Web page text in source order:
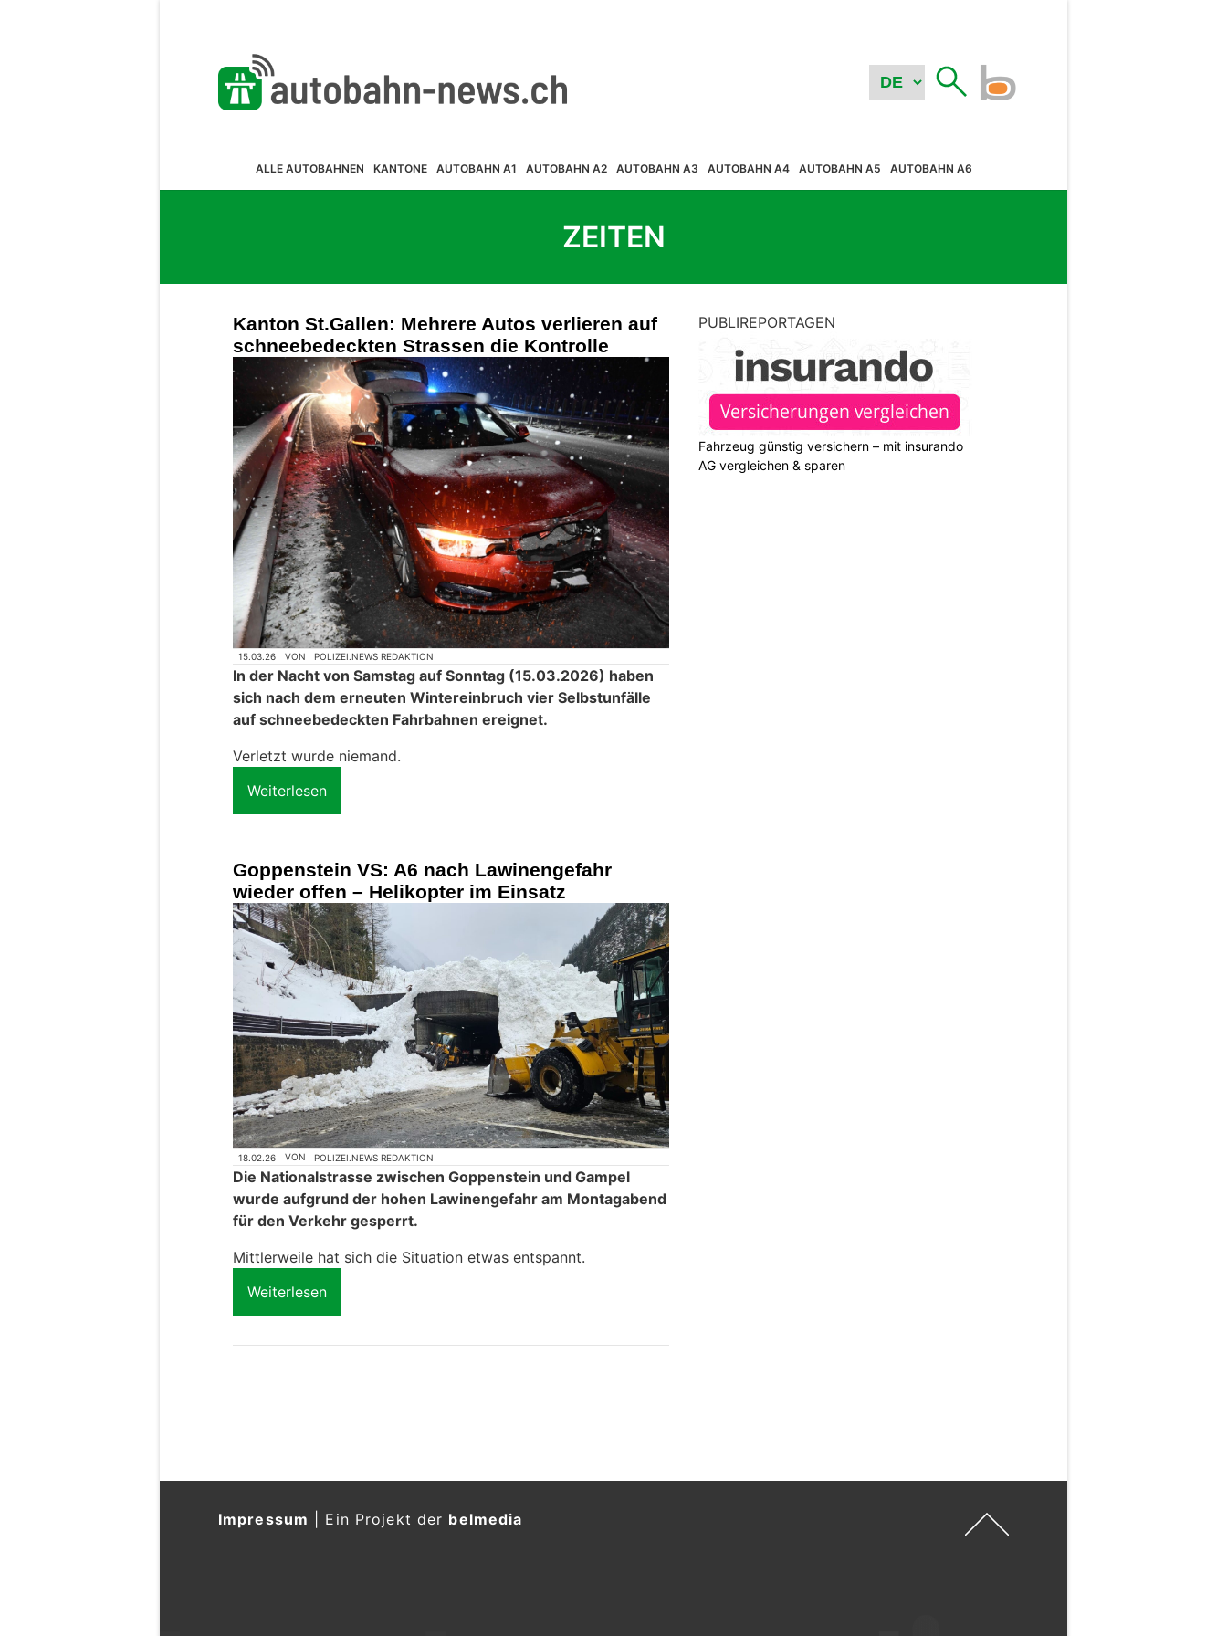
ALLE AUTOBAHNEN KANTONE AUTOBAHN A1 AUTOBAHN A2 AUTOBAHN A3 AUTOBAHN A4 AUTOBAHN A5 AUTOBAHN A6
ZEITEN
Kanton St.Gallen: Mehrere Autos verlieren auf
schneebedeckten Strassen die Kontrolle
15.03.26 VON POLIZEI.NEWS REDAKTION
In der Nacht von Samstag auf Sonntag (15.03.2026) haben
sich nach dem erneuten Wintereinbruch vier Selbstunfälle
auf schneebedeckten Fahrbahnen ereignet.
Verletzt wurde niemand.
Weiterlesen
Goppenstein VS: A6 nach Lawinengefahr
wieder offen – Helikopter im Einsatz
18.02.26 VON POLIZEI.NEWS REDAKTION
Die Nationalstrasse zwischen Goppenstein und Gampel
wurde aufgrund der hohen Lawinengefahr am Montagabend
für den Verkehr gesperrt.
Mittlerweile hat sich die Situation etwas entspannt.
Weiterlesen
PUBLIREPORTAGEN
Fahrzeug günstig versichern – mit insurando
AG vergleichen & sparen
Impressum Ein Projekt der belmedia